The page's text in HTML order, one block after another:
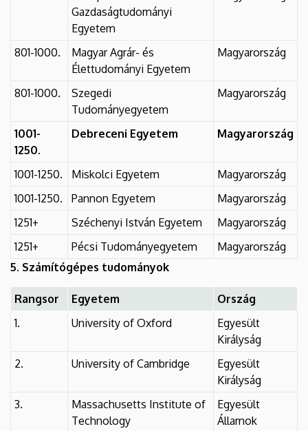
Gazdaságtudományi
Egyetem
801-1000.
Magyar Agrár- és
Élettudományi Egyetem
Magyarország
801-1000.
Szegedi
Tudományegyetem
Magyarország
1001-
1250.
Debreceni Egyetem Magyarország
1001-1250. Miskolci Egyetem
Magyarország
1001-1250.
Pannon Egyetem
Magyarország
1251+
Széchenyi István Egyetem
Magyarország
1251+
Pécsi Tudományegyetem
Magyarország
5. Számítógépes tudományok
Rangsor Egyetem
Ország
1.
University of Oxford
Egyesült
Királyság
2.
University of Cambridge
Egyesült
Királyság
3.
Massachusetts Institute of
Technology
Egyesült
Államok